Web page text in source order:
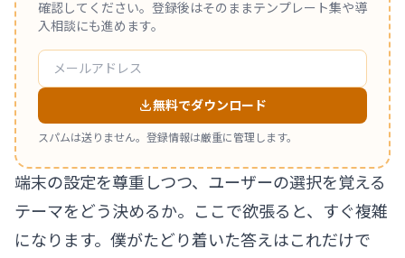
確認してください。登録後はそのままテンプレート集や導
入相談にも進めます。
無料でダウンロード
スパムは送りません。登録情報は厳重に管理します。
端末の設定を尊重しつつ、ユーザーの選択を覚える
テーマをどう決めるか。ここで欲張ると、すぐ複雑
になります。僕がたどり着いた答えはこれだけで